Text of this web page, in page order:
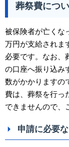
葬祭費につ
被保険者が亡くな
万円が支給されま
必要です。なお、
の口座へ振り込み
数がかかりますの
費は、葬祭を行っ
できませんので、
申請に必要